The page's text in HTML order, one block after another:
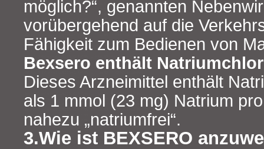
möglich?“, genannten
vorübergehend auf die
Fähigkeit zum Bedienen von
Bexsero enthält
Dieses Arzneimittel enthält
als 1 mmol (23 mg) Natrium
nahezu „natriumfrei“.
3.Wie ist BEXSERO